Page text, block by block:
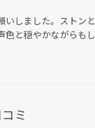
しました。ストン
色と穏やかながらも
ミ